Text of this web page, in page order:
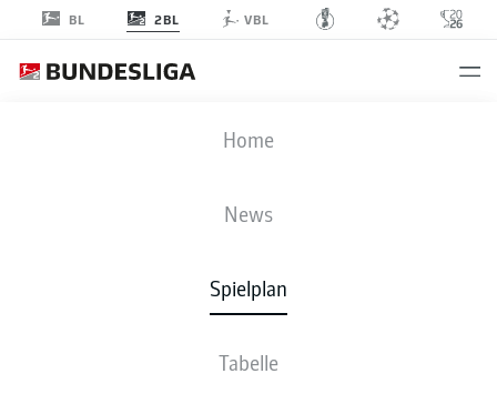
BL 2BL VBL
Home
News
Spielplan
Tabelle
EBS
AUFSTELLUNGEN